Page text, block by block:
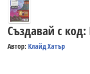
Създавай с
Автор: Клайд Хатър